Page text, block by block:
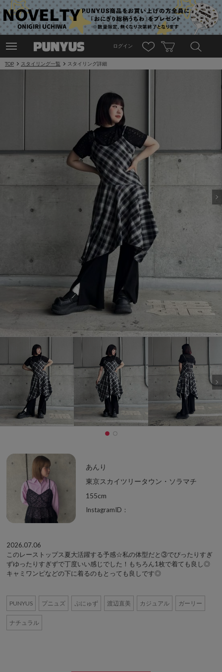
ログイン
TOP スタイリング一覧 スタイリング詳細
あんり
東京スカイツリータウン・ソラマチ
155cm
InstagramID：
2026.07.06
このレーストップス夏大活躍する予感☆私の体型だと③でぴったりすぎ
ずゆったりすぎずで丁度いい感じでした！もちろん1枚で着ても良し◎
キャミワンピなどの下に着るのもとっても良しです◎
PUNYUS プニュズ ぷにゅず 渡辺直美 カジュアル ガーリー
ナチュラル